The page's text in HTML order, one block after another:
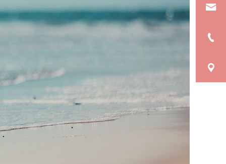
セルフケアをしよう 雨がふると記憶力UP！？